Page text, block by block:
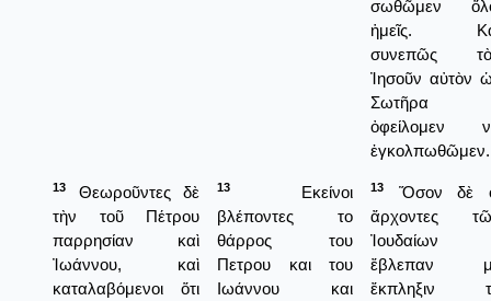
σωθῶμεν
ἡμεῖς.
συνεπῶς
Ἰησοῦν αὐτὸν
Σωτῆρα
ὀφείλομεν
ἐγκολπωθῶμεν.
13
Θεωροῦντες δὲ
τὴν τοῦ Πέτρου
παρρησίαν καὶ
Ἰωάννου, καὶ
καταλαβόμενοι ὅτι
13
Εκείνοι
βλέποντες το
θάρρος του
Πετρου και του
Ιωάννου και
13
Ὅσον δὲ
ἄρχοντες
Ἰουδαίων
ἔβλεπαν
ἔκπληξιν